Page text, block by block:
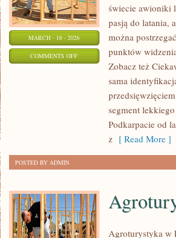
MARCH - 18 - 2026
COMMENTS OFFON
KOSMONAUTYKA
SUBORBITALNE
świecie awioniki
pasją do latania,
można
punktów
Zobacz też
sama
segment
Podkarpacie od
z [ Read More ]
POSTED BY ADMIN
Agroturystyka w